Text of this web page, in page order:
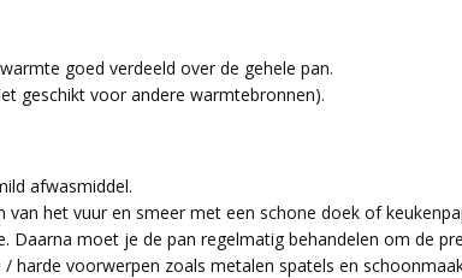
goed verdeeld over de gehele pan.
geschikt voor andere warmtebronnen).
afwasmiddel.
het vuur en smeer met een schone doek of
moet je de pan regelmatig behandelen om de
harde voorwerpen zoals metalen spatels en